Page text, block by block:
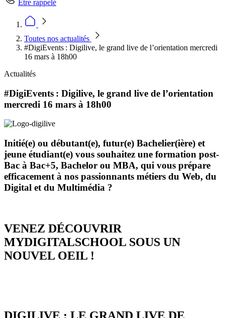
Être rappelé
Toutes nos actualités
#DigiEvents : Digilive, le grand live de l’orientation mercredi
16 mars à 18h00
Actualités
#DigiEvents : Digilive, le grand live de l’orientation
mercredi 16 mars à 18h00
Initié(e) ou débutant(e), futur(e) Bachelier(ière) et
jeune étudiant(e) vous souhaitez une formation post-
Bac à Bac+5, Bachelor ou MBA, qui vous prépare
efficacement à nos passionnants métiers du Web, du
Digital et du Multimédia ?
VENEZ DÉCOUVRIR
MYDIGITALSCHOOL SOUS UN
NOUVEL OEIL !
DIGILIVE : LE GRAND LIVE DE